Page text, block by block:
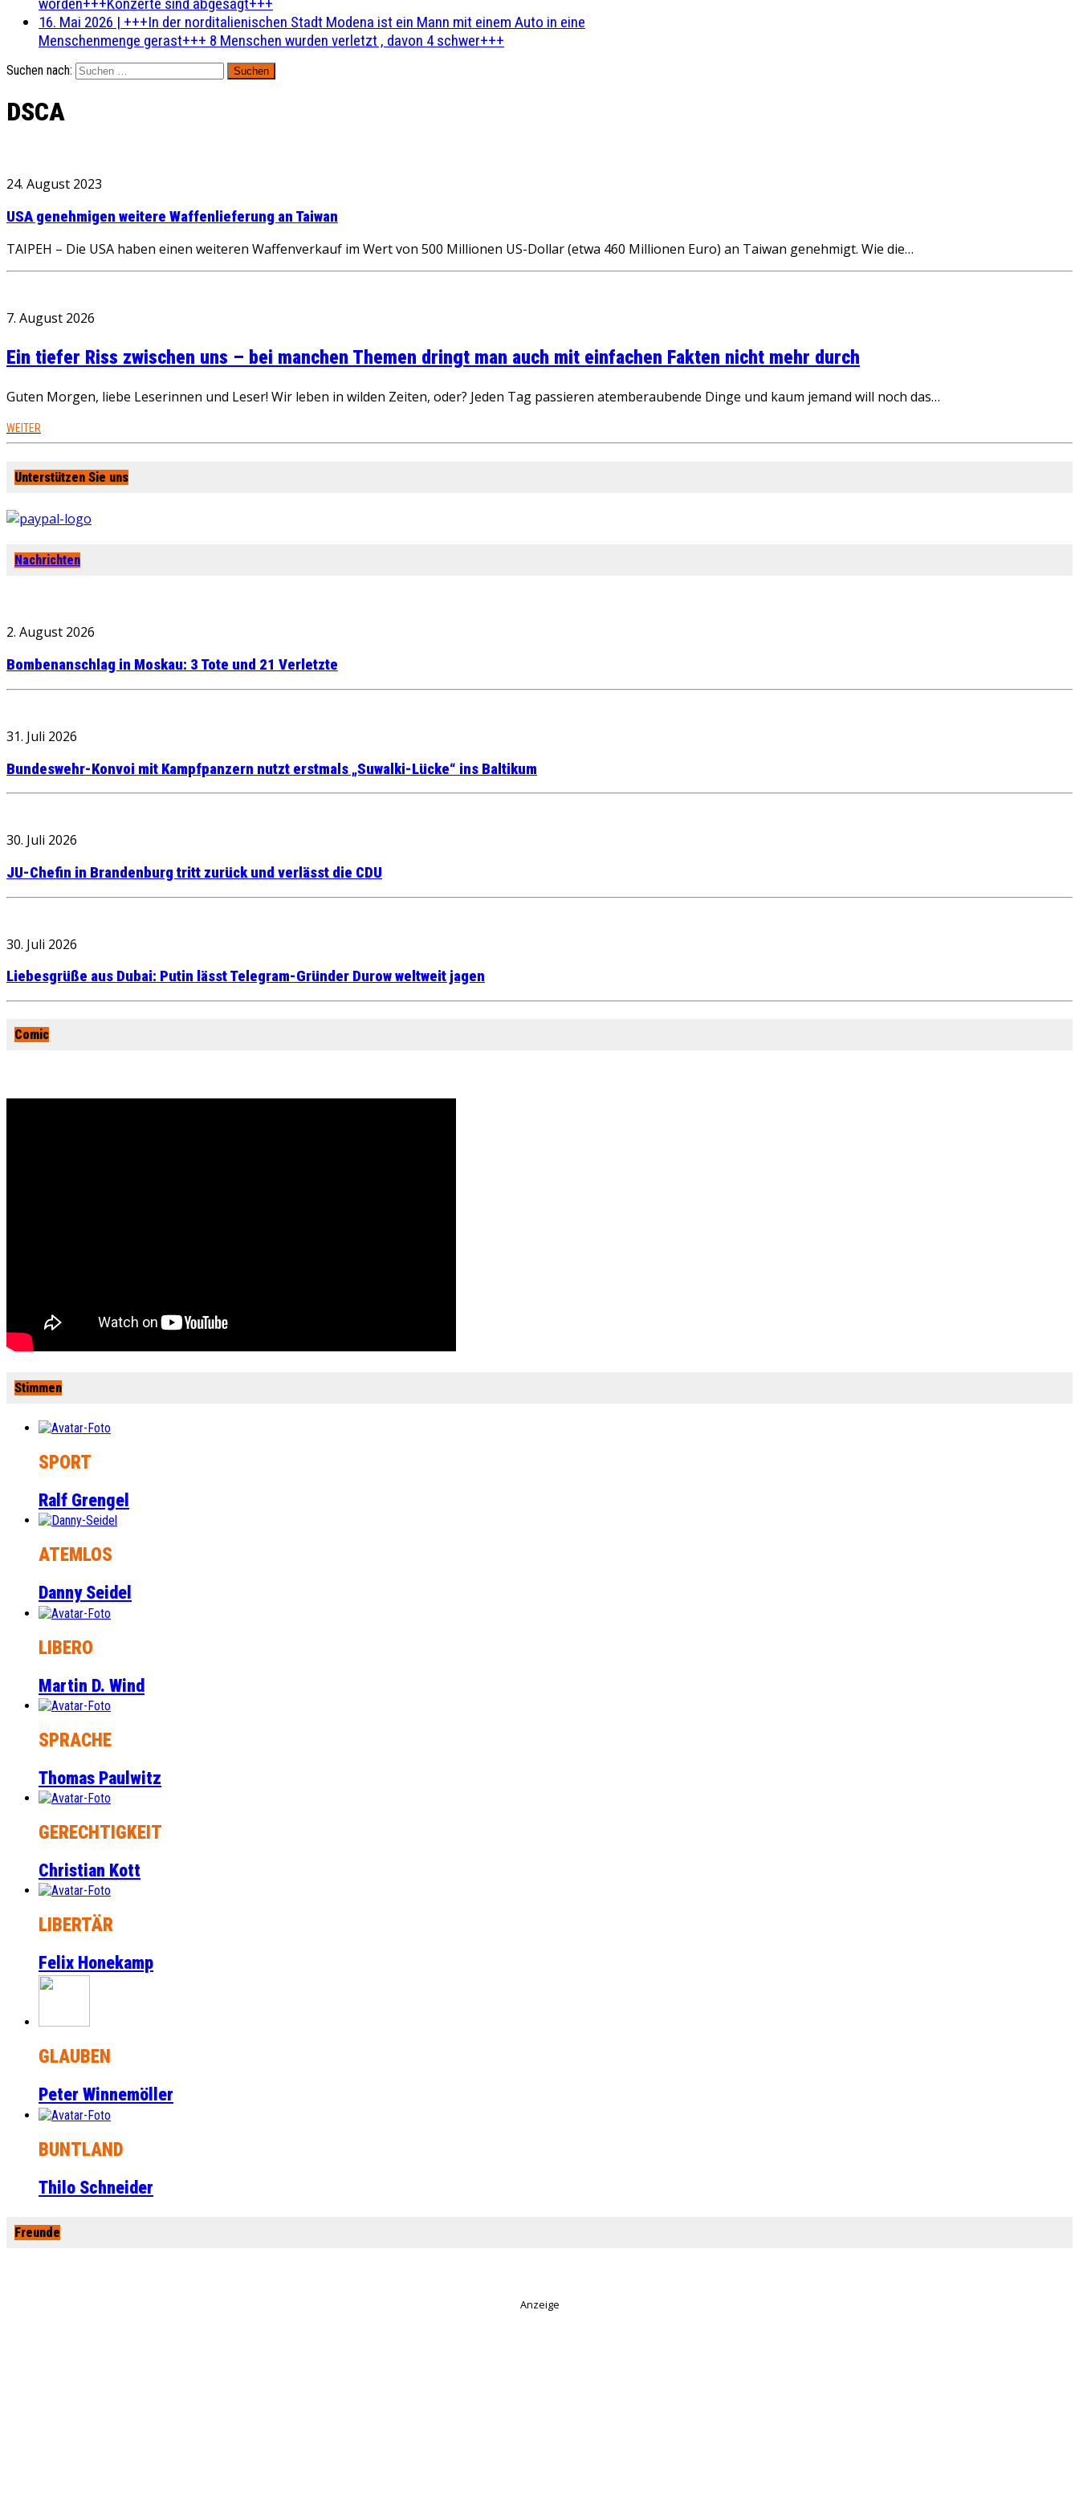
16. Mai 2026 | +++In der norditalienischen Stadt Modena ist ein Mann mit einem Auto in eine
Menschenmenge gerast+++ 8 Menschen wurden verletzt , davon 4 schwer+++
Suchen nach:
DSCA
24. August 2023
USA genehmigen weitere Waffenlieferung an Taiwan
TAIPEH – Die USA haben einen weiteren Waffenverkauf im Wert von 500 Millionen US-Dollar (etwa 460 Millionen Euro) an Taiwan genehmigt. Wie die…
7. August 2026
Ein tiefer Riss zwischen uns – bei manchen Themen dringt man auch mit einfachen Fakten nicht mehr durch
Guten Morgen, liebe Leserinnen und Leser! Wir leben in wilden Zeiten, oder? Jeden Tag passieren atemberaubende Dinge und kaum jemand will noch das…
WEITER
Unterstützen Sie uns
Nachrichten
2. August 2026
Bombenanschlag in Moskau: 3 Tote und 21 Verletzte
31. Juli 2026
Bundeswehr-Konvoi mit Kampfpanzern nutzt erstmals „Suwalki-Lücke“ ins Baltikum
30. Juli 2026
JU-Chefin in Brandenburg tritt zurück und verlässt die CDU
30. Juli 2026
Liebesgrüße aus Dubai: Putin lässt Telegram-Gründer Durow weltweit jagen
Comic
Stimmen
SPORT
Ralf Grengel
ATEMLOS
Danny Seidel
LIBERO
Martin D. Wind
SPRACHE
Thomas Paulwitz
GERECHTIGKEIT
Christian Kott
LIBERTÄR
Felix Honekamp
GLAUBEN
Peter Winnemöller
BUNTLAND
Thilo Schneider
Freunde
Anzeige